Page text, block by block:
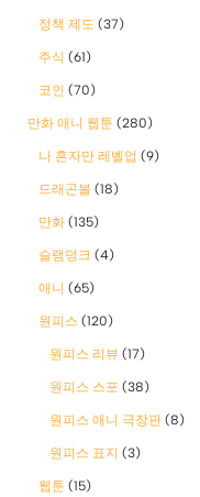
정책 제도 (37)
주식 (61)
코인 (70)
만화 애니 웹툰 (280)
나 혼자만 레벨업 (9)
드래곤볼 (18)
만화 (135)
슬램덩크 (4)
애니 (65)
원피스 (120)
원피스 리뷰 (17)
원피스 스포 (38)
원피스 애니 극장판 (8)
원피스 표지 (3)
웹툰 (15)